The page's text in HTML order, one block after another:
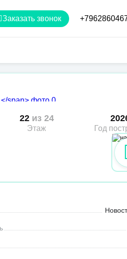
Заказать звонок
22 из 24
Этаж Год